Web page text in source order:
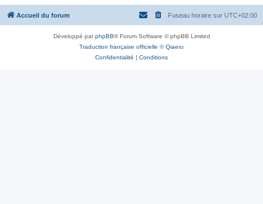
Accueil du forum Fuseau horaire sur UTC+02:00
Développé parphpBB® Forum Software © phpBB Limited
Traduction française officielle ©Qiaeru
Confidentialité | Conditions